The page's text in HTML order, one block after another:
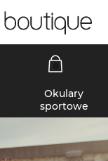
Okulary
sportowe